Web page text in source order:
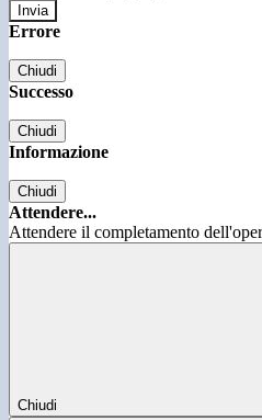
Errore
Chiudi
Successo
Chiudi
Informazione
Chiudi
Attendere...
Attendere il completamento
Chiudi